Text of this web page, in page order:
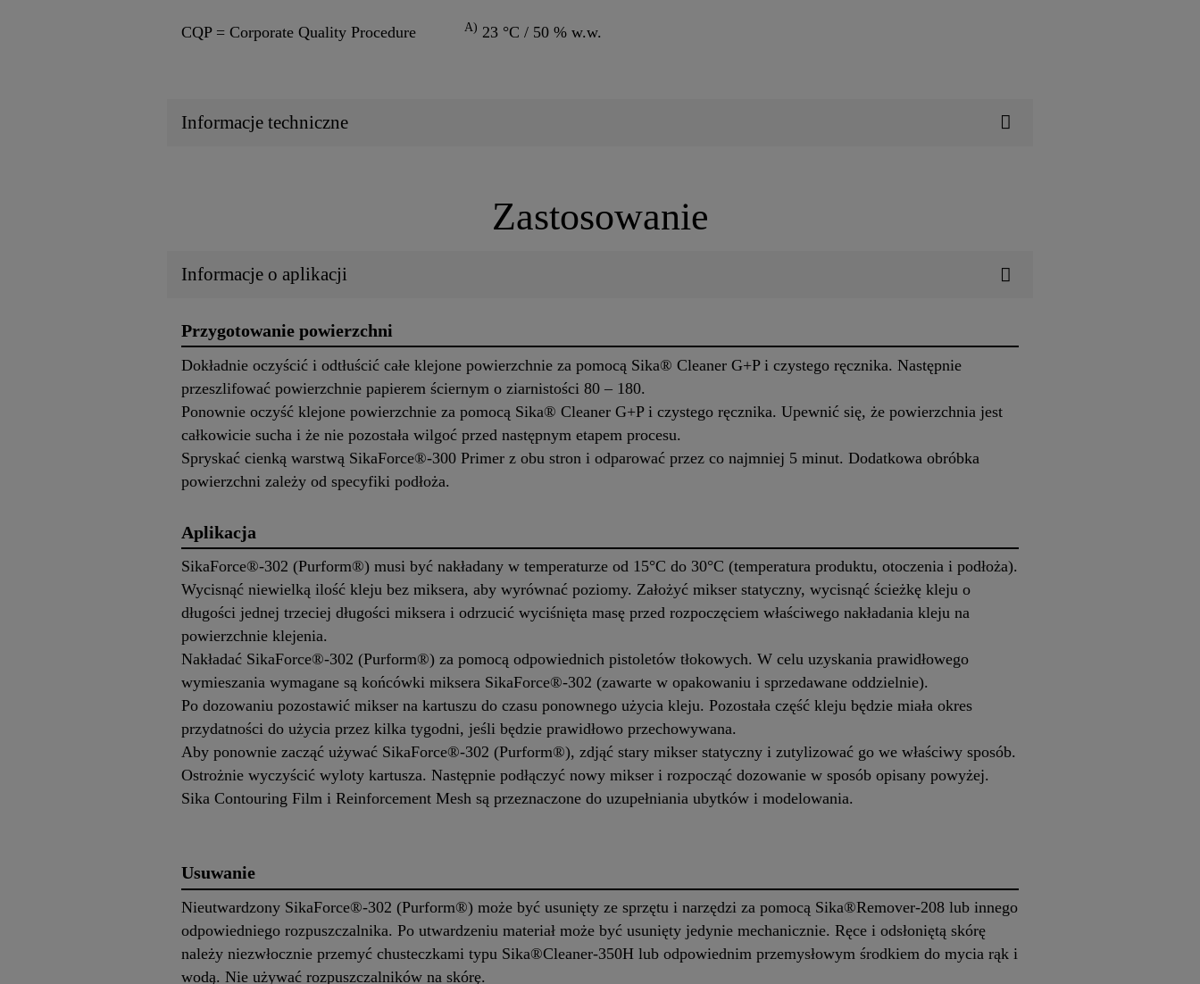
CQP = Corporate Quality Procedure A) 23 °C / 50 % w.w.
Informacje techniczne
Zastosowanie
Informacje o aplikacji
Przygotowanie powierzchni
Dokładnie oczyścić i odtłuścić całe klejone powierzchnie za pomocą Sika® Cleaner G+P i czystego ręcznika. Następnie
przeszlifować powierzchnie papierem ściernym o ziarnistości 80 – 180.
Ponownie oczyść klejone powierzchnie za pomocą Sika® Cleaner G+P i czystego ręcznika. Upewnić się, że powierzchnia jest
całkowicie sucha i że nie pozostała wilgoć przed następnym etapem procesu.
Spryskać cienką warstwą SikaForce®-300 Primer z obu stron i odparować przez co najmniej 5 minut. Dodatkowa obróbka
powierzchni zależy od specyfiki podłoża.
Aplikacja
SikaForce®-302 (Purform®) musi być nakładany w temperaturze od 15°C do 30°C (temperatura produktu, otoczenia i podłoża).
Wycisnąć niewielką ilość kleju bez miksera, aby wyrównać poziomy. Założyć mikser statyczny, wycisnąć ścieżkę kleju o
długości jednej trzeciej długości miksera i odrzucić wyciśnięta masę przed rozpoczęciem właściwego nakładania kleju na
powierzchnie klejenia.
Nakładać SikaForce®-302 (Purform®) za pomocą odpowiednich pistoletów tłokowych. W celu uzyskania prawidłowego
wymieszania wymagane są końcówki miksera SikaForce®-302 (zawarte w opakowaniu i sprzedawane oddzielnie).
Po dozowaniu pozostawić mikser na kartuszu do czasu ponownego użycia kleju. Pozostała część kleju będzie miała okres
przydatności do użycia przez kilka tygodni, jeśli będzie prawidłowo przechowywana.
Aby ponownie zacząć używać SikaForce®-302 (Purform®), zdjąć stary mikser statyczny i zutylizować go we właściwy sposób.
Ostrożnie wyczyścić wyloty kartusza. Następnie podłączyć nowy mikser i rozpocząć dozowanie w sposób opisany powyżej.
Sika Contouring Film i Reinforcement Mesh są przeznaczone do uzupełniania ubytków i modelowania.
Usuwanie
Nieutwardzony SikaForce®-302 (Purform®) może być usunięty ze sprzętu i narzędzi za pomocą Sika®Remover-208 lub innego
odpowiedniego rozpuszczalnika. Po utwardzeniu materiał może być usunięty jedynie mechanicznie. Ręce i odsłoniętą skórę
należy niezwłocznie przemyć chusteczkami typu Sika®Cleaner-350H lub odpowiednim przemysłowym środkiem do mycia rąk i
wodą. Nie używać rozpuszczalników na skórę.